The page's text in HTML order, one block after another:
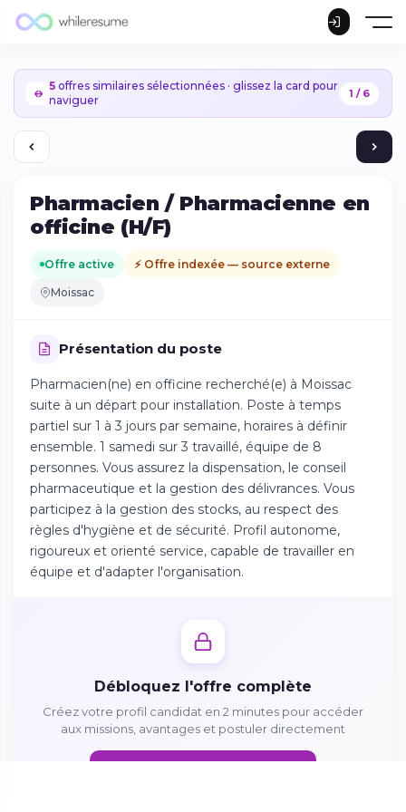
5 offres similaires sélectionnées · glissez la card pour
naviguer
1 / 6
Pharmacien / Pharmacienne en
officine (H/F)
Offre active ⚡ Offre indexée — source externe
Moissac
Présentation du poste
Pharmacien(ne) en officine recherché(e) à Moissac
suite à un départ pour installation. Poste à temps
partiel sur 1 à 3 jours par semaine, horaires à définir
ensemble. 1 samedi sur 3 travaillé, équipe de 8
personnes. Vous assurez la dispensation, le conseil
pharmaceutique et la gestion des délivrances. Vous
participez à la gestion des stocks, au respect des
règles d'hygiène et de sécurité. Profil autonome,
rigoureux et orienté service, capable de travailler en
équipe et d'adapter l'organisation.
Débloquez l'offre complète
Créez votre profil candidat en 2 minutes pour accéder
aux missions, avantages et postuler directement
Continuer sur iPhone
Téléchargez l'app sur l'App Store
Continuer sur Android
Téléchargez l'app sur Google Play